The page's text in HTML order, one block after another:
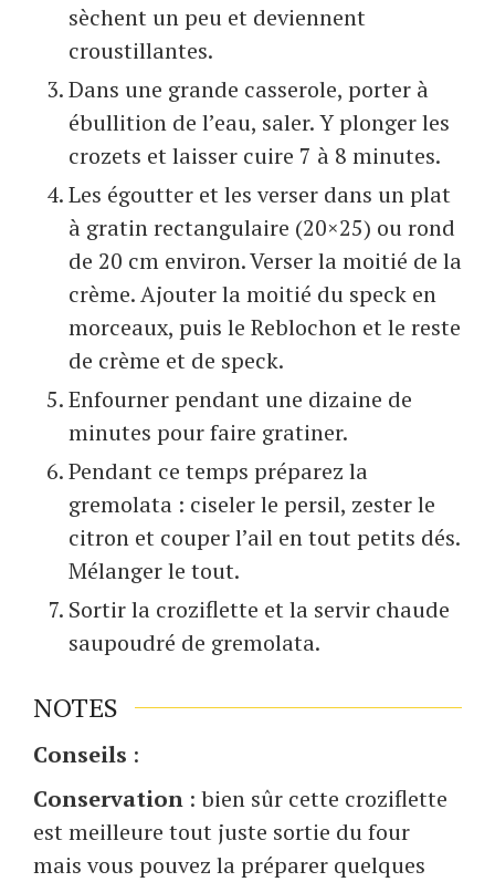
sèchent un peu et deviennent
croustillantes.
Dans une grande casserole, porter à
ébullition de l’eau, saler. Y plonger les
crozets et laisser cuire 7 à 8 minutes.
Les égoutter et les verser dans un plat
à gratin rectangulaire (20×25) ou rond
de 20 cm environ. Verser la moitié de la
crème. Ajouter la moitié du speck en
morceaux, puis le Reblochon et le reste
de crème et de speck.
Enfourner pendant une dizaine de
minutes pour faire gratiner.
Pendant ce temps préparez la
gremolata : ciseler le persil, zester le
citron et couper l’ail en tout petits dés.
Mélanger le tout.
Sortir la croziflette et la servir chaude
saupoudré de gremolata.
NOTES
Conseils :
Conservation : bien sûr cette croziflette
est meilleure tout juste sortie du four
mais vous pouvez la préparer quelques